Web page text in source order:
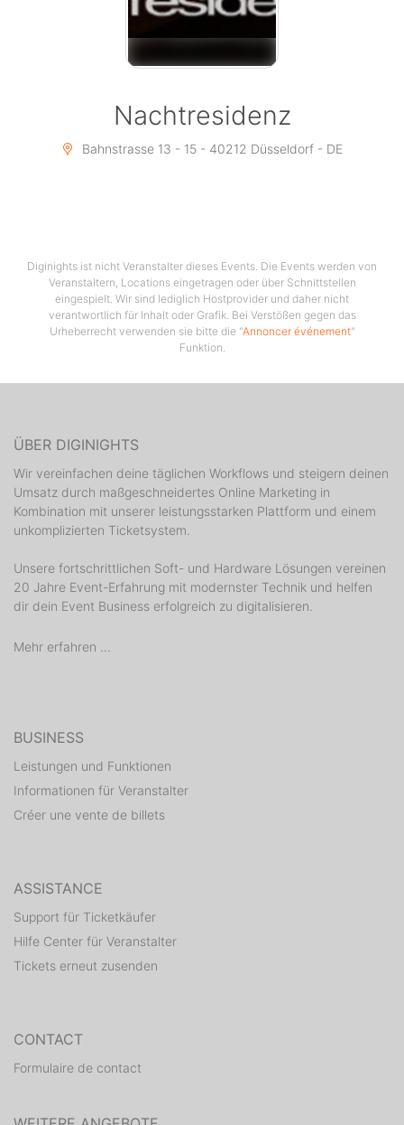
Nachtresidenz
Bahnstrasse 13 - 15 - 40212 Düsseldorf - DE
Diginights ist nicht Veranstalter dieses Events. Die Events werden von
Veranstaltern, Locations eingetragen oder über Schnittstellen
eingespielt. Wir sind lediglich Hostprovider und daher nicht
verantwortlich für Inhalt oder Grafik. Bei Verstößen gegen das
Urheberrecht verwenden sie bitte die "Annoncer événement"
Funktion.
ÜBER DIGINIGHTS
Wir vereinfachen deine täglichen Workflows und steigern deinen
Umsatz durch maßgeschneidertes Online Marketing in
Kombination mit unserer leistungsstarken Plattform und einem
unkomplizierten Ticketsystem.
Unsere fortschrittlichen Soft- und Hardware Lösungen vereinen
20 Jahre Event-Erfahrung mit modernster Technik und helfen
dir dein Event Business erfolgreich zu digitalisieren.
Mehr erfahren ...
BUSINESS
Leistungen und Funktionen
Informationen für Veranstalter
Créer une vente de billets
ASSISTANCE
Support für Ticketkäufer
Hilfe Center für Veranstalter
Tickets erneut zusenden
CONTACT
Formulaire de contact